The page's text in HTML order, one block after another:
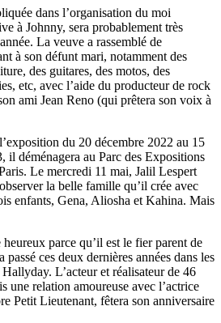
dans l’organisation du moi
à Johnny, sera probablement très
La veuve a rassemblé de
à son défunt mari, notamment des
des guitares, des motos, des
etc, avec l’aide du producteur de rock
ami Jean Reno (qui prêtera son voix à
du 20 décembre 2022 au 15
il déménagera au Parc des Expositions
Le mercredi 11 mai, Jalil Lespert
la belle famille qu’il crée avec
enfants, Gena, Aliosha et Kahina. Mais
parce qu’il est le fier parent de
passé ces deux dernières années dans les
L’acteur et réalisateur de 46
une relation amoureuse avec l’actrice
Petit Lieutenant, fêtera son anniversaire